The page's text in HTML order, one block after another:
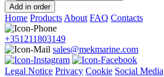
Home ProductsAbout FAQ Contacts
+351211803149
sales@mekmarine.com
Legal Notice Privacy Cookie Social Media